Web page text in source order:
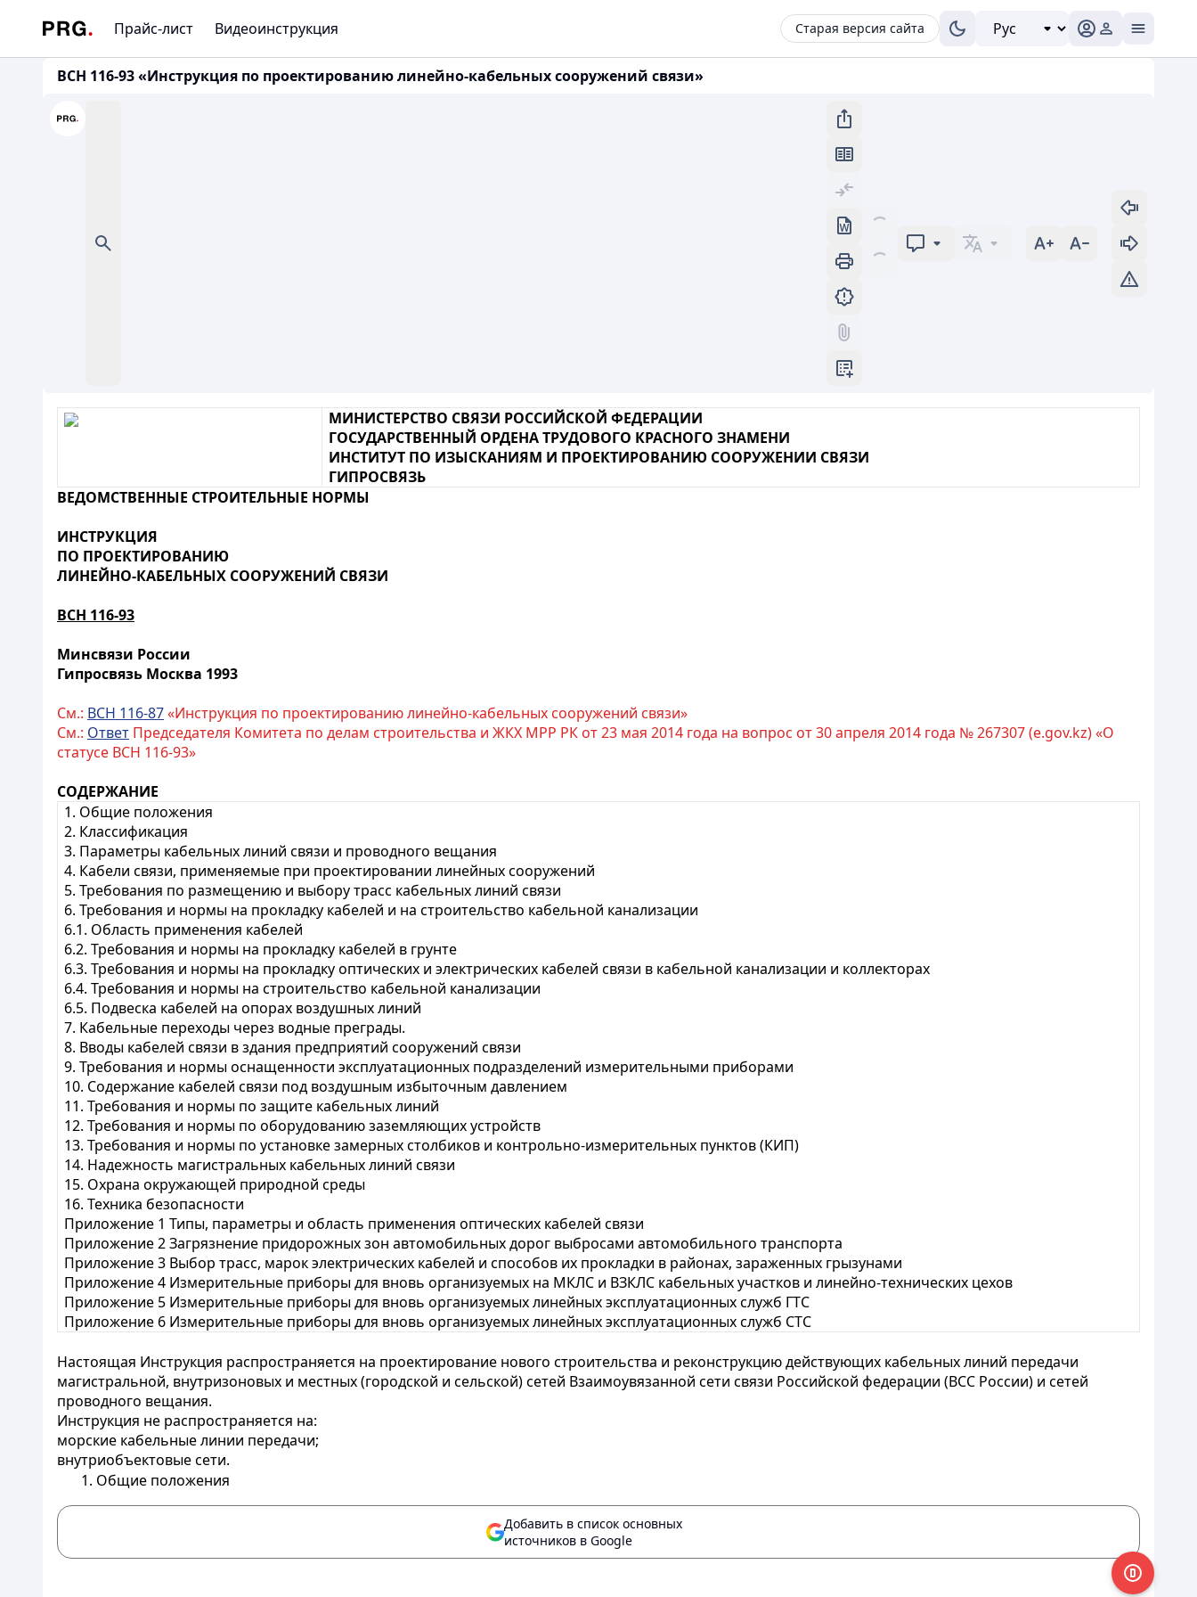
Прайс-лист Видеоинструкция Старая версия сайта
ВСН 116-93 «Инструкция по проектированию линейно-кабельных сооружений связи»
МИНИСТЕРСТВО СВЯЗИ РОССИЙСКОЙ ФЕДЕРАЦИИ
ГОСУДАРСТВЕННЫЙ ОРДЕНА ТРУДОВОГО КРАСНОГО ЗНАМЕНИ
ИНСТИТУТ ПО ИЗЫСКАНИЯМ И ПРОЕКТИРОВАНИЮ СООРУЖЕНИИ СВЯЗИ
ГИПРОСВЯЗЬ
ВЕДОМСТВЕННЫЕ СТРОИТЕЛЬНЫЕ НОРМЫ
ИНСТРУКЦИЯ
ПО ПРОЕКТИРОВАНИЮ
ЛИНЕЙНО-КАБЕЛЬНЫХ СООРУЖЕНИЙ СВЯЗИ
ВСН 116-93
Минсвязи России
Гипросвязь Москва 1993
См.: ВСН 116-87«Инструкция по проектированию линейно-кабельных сооружений связи»
См.: Ответ Председателя Комитета по делам строительства и ЖКХ МРР РК от 23 мая 2014 года на вопрос от 30 апреля 2014 года № 267307 (e.gov.kz) «О
статусе ВСН 116-93»
СОДЕРЖАНИЕ
1. Общие положения
2. Классификация
3. Параметры кабельных линий связи и проводного вещания
4. Кабели связи, применяемые при проектировании линейных сооружений
5. Требования по размещению и выбору трасс кабельных линий связи
6. Требования и нормы на прокладку кабелей и на строительство кабельной канализации
6.1. Область применения кабелей
6.2. Требования и нормы на прокладку кабелей в грунте
6.3. Требования и нормы на прокладку оптических и электрических кабелей связи в кабельной канализации и коллекторах
6.4. Требования и нормы на строительство кабельной канализации
6.5. Подвеска кабелей на опорах воздушных линий
7. Кабельные переходы через водные преграды.
8. Вводы кабелей связи в здания предприятий сооружений связи
9. Требования и нормы оснащенности эксплуатационных подразделений измерительными приборами
10. Содержание кабелей связи под воздушным избыточным давлением
11. Требования и нормы по защите кабельных линий
12. Требования и нормы по оборудованию заземляющих устройств
13. Требования и нормы по установке замерных столбиков и контрольно-измерительных пунктов (КИП)
14. Надежность магистральных кабельных линий связи
15. Охрана окружающей природной среды
16. Техника безопасности
Приложение 1 Типы, параметры и область применения оптических кабелей связи
Приложение 2 Загрязнение придорожных зон автомобильных дорог выбросами автомобильного транспорта
Приложение 3 Выбор трасс, марок электрических кабелей и способов их прокладки в районах, зараженных грызунами
Приложение 4 Измерительные приборы для вновь организуемых на МКЛС и ВЗКЛС кабельных участков и линейно-технических цехов
Приложение 5 Измерительные приборы для вновь организуемых линейных эксплуатационных служб ГТС
Приложение 6 Измерительные приборы для вновь организуемых линейных эксплуатационных служб СТС
Настоящая Инструкция распространяется на проектирование нового строительства и реконструкцию действующих кабельных линий передачи
магистральной, внутризоновых и местных (городской и сельской) сетей Взаимоувязанной сети связи Российской федерации (ВСС России) и сетей
проводного вещания.
Инструкция не распространяется на:
морские кабельные линии передачи;
внутриобъектовые сети.
1. Общие положения
Добавить в список основных
источников в Google